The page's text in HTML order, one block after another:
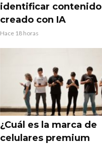
identificar contenido
creado con IA
Hace 18 horas
¿Cuál es la marca de
celulares premium